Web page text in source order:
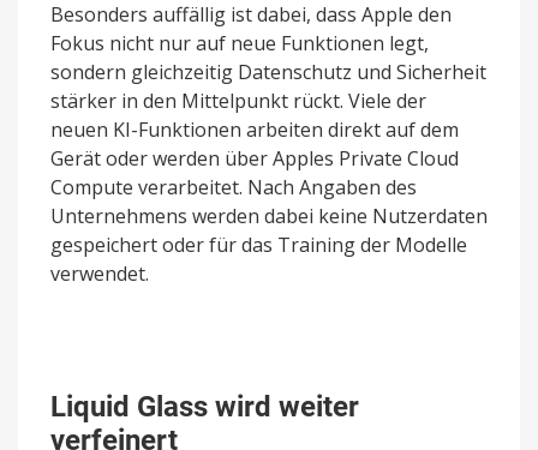
Besonders auffällig ist dabei, dass Apple den
Fokus nicht nur auf neue Funktionen legt,
sondern gleichzeitig Datenschutz und Sicherheit
stärker in den Mittelpunkt rückt. Viele der
neuen KI-Funktionen arbeiten direkt auf dem
Gerät oder werden über Apples Private Cloud
Compute verarbeitet. Nach Angaben des
Unternehmens werden dabei keine Nutzerdaten
gespeichert oder für das Training der Modelle
verwendet.
Liquid Glass wird weiter
verfeinert